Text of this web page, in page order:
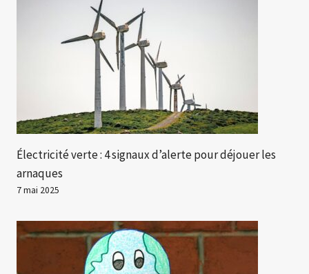
Électricité verte : 4 signaux d’alerte pour déjouer les
arnaques
7 mai 2025